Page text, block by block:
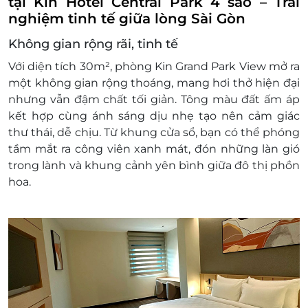
Chính sách trẻ em và giường phụ:
Tiêu chuẩn số lượng khách ở trong phòng:
01-02 người lớn và 01 trẻ em từ 0 - 5 tuổi
(nếu có) ở chung giường với người lớn, tối đa
1 trẻ/ phòng
Phụ thu 100,000 VNĐ cho trẻ em từ 6 - 11
tuổi (nếu ngủ chung giường với bố mẹ)
Điều kiện đặt & nhận phòng:
Đặt ít nhất 7 - 10 ngày trước ngày đến lưu trú
(tùy tình trạng phòng). Giai đoạn cao điểm
Check in sớm - Check out muộn: tùy thuộc
vào tình trạng phòng và có thể sẽ phụ thu
theo quy định của khách sạn.
Hotline đặt phòng & tư vấn (9h-20h): 1900
2065 / 0702 804 262
nghiệm tinh tế giữa lòng Sài Gòn
Không gian rộng rãi, tinh tế
Với diện tích 30m², phòng Kin Grand Park View mở ra
một không gian rộng thoáng, mang hơi thở hiện đại
nhưng vẫn đậm chất tối giản. Tông màu đất ấm áp
kết hợp cùng ánh sáng dịu nhẹ tạo nên cảm giác
thư thái, dễ chịu. Từ khung cửa sổ, bạn có thể phóng
tầm mắt ra công viên xanh mát, đón những làn gió
trong lành và khung cảnh yên bình giữa đô thị phồn
hoa.